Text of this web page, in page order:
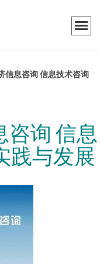
信息咨询 信息技术咨询
咨询 信息
践与发展